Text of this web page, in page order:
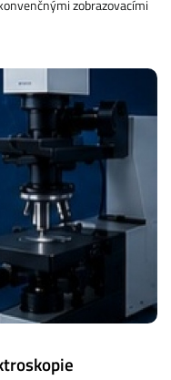
zobrazovacími